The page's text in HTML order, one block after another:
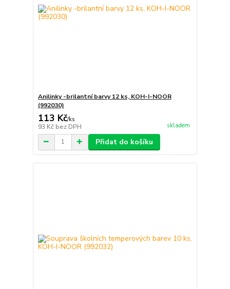
Anilinky -brilantní barvy 12 ks, KOH-I-NOOR
(992030)
113 Kč/ks
93 Kč bez DPH skladem
Přidat do košíku